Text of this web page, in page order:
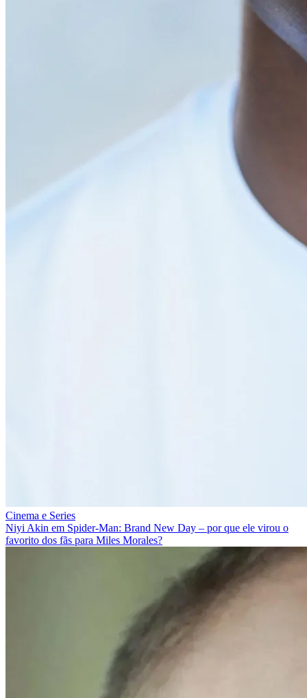
Cinema e Series
Niyi Akin em Spider-Man: Brand New Day – por que ele virou o
favorito dos fãs para Miles Morales?